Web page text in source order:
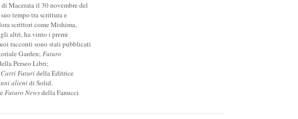
Macerata il 30 novembre del
tempo tra scrittura e
scrittori come Mishima,
altri, ha vinto i premi
racconti sono stati pubblicati
Garden; Futuro
Perseo Libri;
Carri Futuridella Editrice
alienidi Solid.
Futuro Newsdella Fanucci